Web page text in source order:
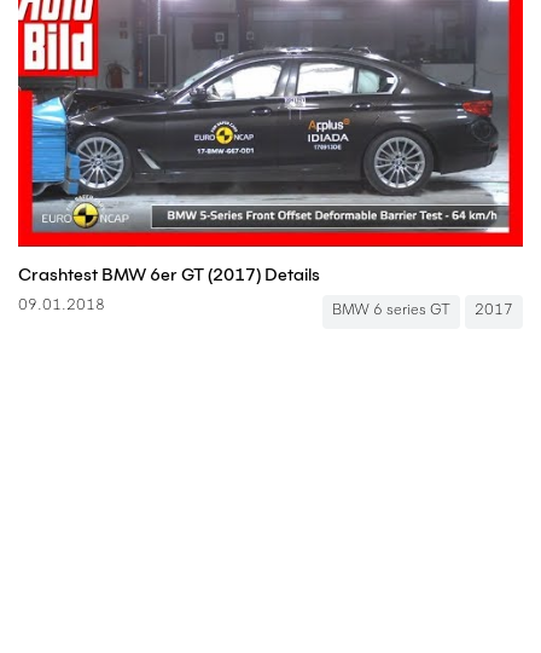
Crashtest BMW 6er GT (2017) Details
09.01.2018 BMW 6 series GT 2017